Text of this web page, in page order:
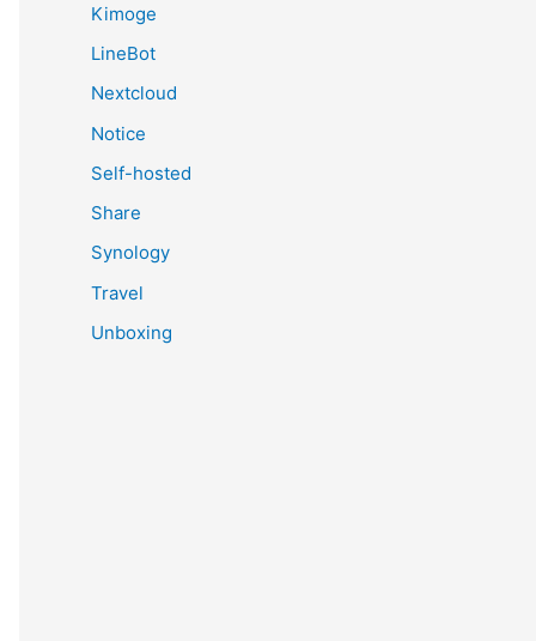
Kimoge
LineBot
Nextcloud
Notice
Self-hosted
Share
Synology
Travel
Unboxing